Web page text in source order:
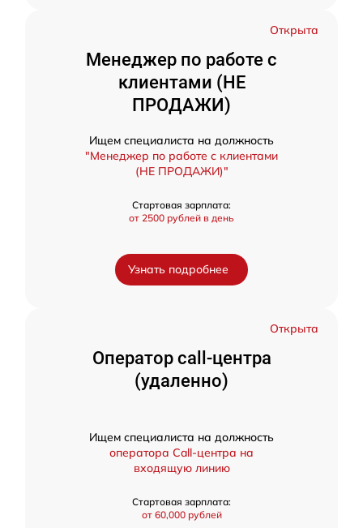
Открыта
Менеджер по работе с
клиентами (НЕ
ПРОДАЖИ)
Ищем специалиста на должность
"Менеджер по работе с клиентами
(НЕ ПРОДАЖИ)"
Стартовая зарплата:
от 2500 рублей в день
Узнать подробнее
Открыта
Оператор call-центра
(удаленно)
Ищем специалиста на должность
оператора Call-центра на
входящую линию
Стартовая зарплата:
от 60,000 рублей